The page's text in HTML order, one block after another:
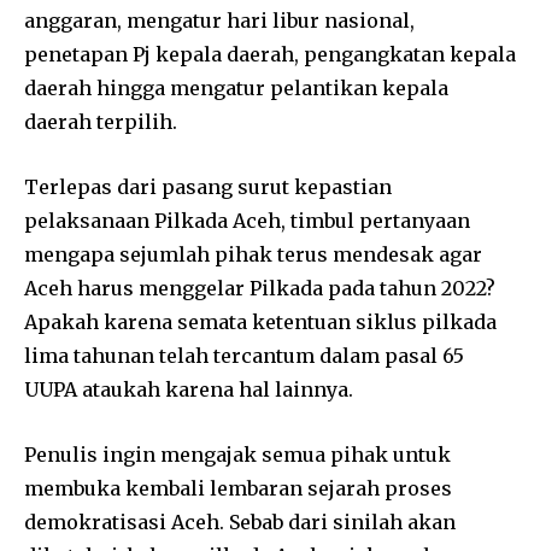
anggaran, mengatur hari libur nasional,
penetapan Pj kepala daerah, pengangkatan kepala
daerah hingga mengatur pelantikan kepala
daerah terpilih.
Terlepas dari pasang surut kepastian
pelaksanaan Pilkada Aceh, timbul pertanyaan
mengapa sejumlah pihak terus mendesak agar
Aceh harus menggelar Pilkada pada tahun 2022?
Apakah karena semata ketentuan siklus pilkada
lima tahunan telah tercantum dalam pasal 65
UUPA ataukah karena hal lainnya.
Penulis ingin mengajak semua pihak untuk
membuka kembali lembaran sejarah proses
demokratisasi Aceh. Sebab dari sinilah akan